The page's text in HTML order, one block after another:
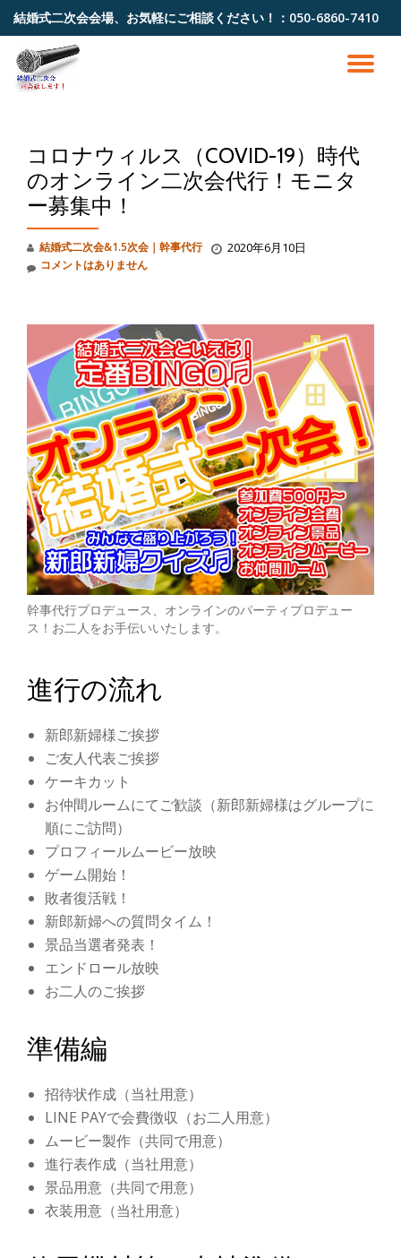
結婚式二次会会場、お気軽にご相談ください！： 050-6860-7410
ナ
ン
を
切
り
替
え
コロナウィルス（COVID-19）時代
のオンライン二次会代行！モニタ
ー募集中！
結婚式二次会&1.5次会｜幹事代行 2020年6月10日
コメントはありません
幹事代行プロデュース、オンラインのパーティプロデュー
ス！お二人をお手伝いいたします。
進行の流れ
新郎新婦様ご挨拶
ご友人代表ご挨拶
ケーキカット
お仲間ルームにてご歓談（新郎新婦様はグループに
順にご訪問）
プロフィールムービー放映
ゲーム開始！
敗者復活戦！
新郎新婦への質問タイム！
景品当選者発表！
エンドロール放映
お二人のご挨拶
準備編
招待状作成（当社用意）
LINE PAYで会費徴収（お二人用意）
ムービー製作（共同で用意）
進行表作成（当社用意）
景品用意（共同で用意）
衣装用意（当社用意）